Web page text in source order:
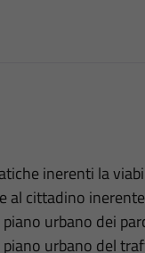
inerenti la
al cittadino
urbano dei
urbano del